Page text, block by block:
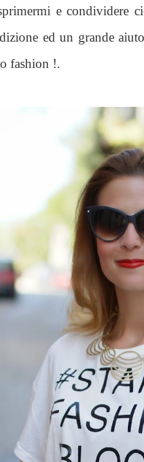
e condividere
ed un grande
fashion !.